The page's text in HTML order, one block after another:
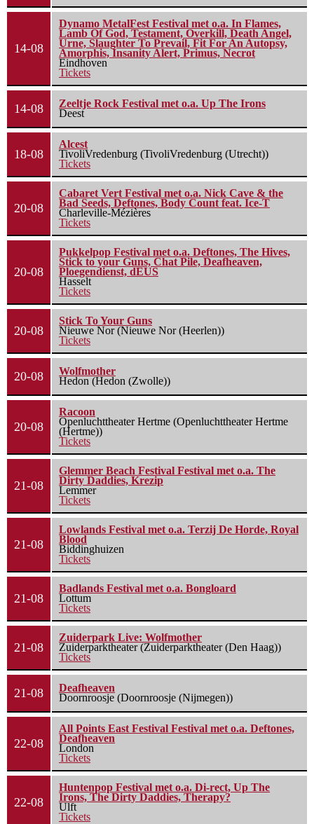
14-08
Dynamo MetalFest Festival met o.a. In Flames,
Lamb Of God, Testament, Overkill, Death Angel,
Urne, Slaughter To Prevail, Fit For An Autopsy,
Amorphis, Insanity Alert, Primus, Necrot
Eindhoven
Tickets
14-08
Zeeltje Rock Festival met o.a. Up The Irons
Deest
18-08
Alcest
TivoliVredenburg (TivoliVredenburg (Utrecht))
Tickets
20-08
Cabaret Vert Festival met o.a. Nick Cave & the
Bad Seeds, Deftones, Body Count feat. Ice-T
Charleville-Mézières
Tickets
20-08
Pukkelpop Festival met o.a. Deftones, The Hives,
Stick to your Guns, Chat Pile, Deafheaven,
Ploegendienst, dEUS
Hasselt
Tickets
20-08
Stick To Your Guns
Nieuwe Nor (Nieuwe Nor (Heerlen))
Tickets
20-08
Wolfmother
Hedon (Hedon (Zwolle))
20-08
Racoon
Openluchttheater Hertme (Openluchttheater Hertme
(Hertme))
Tickets
21-08
Glemmer Beach Festival Festival met o.a. The
Dirty Daddies, Krezip
Lemmer
Tickets
21-08
Lowlands Festival met o.a. Terzij De Horde, Royal
Blood
Biddinghuizen
Tickets
21-08
Badlands Festival met o.a. Bongloard
Lottum
Tickets
21-08
Zuiderpark Live: Wolfmother
Zuiderparktheater (Zuiderparktheater (Den Haag))
Tickets
21-08
Deafheaven
Doornroosje (Doornroosje (Nijmegen))
22-08
All Points East Festival Festival met o.a. Deftones,
Deafheaven
London
Tickets
22-08
Huntenpop Festival met o.a. Di-rect, Up The
Irons, The Dirty Daddies, Therapy?
Ulft
Tickets